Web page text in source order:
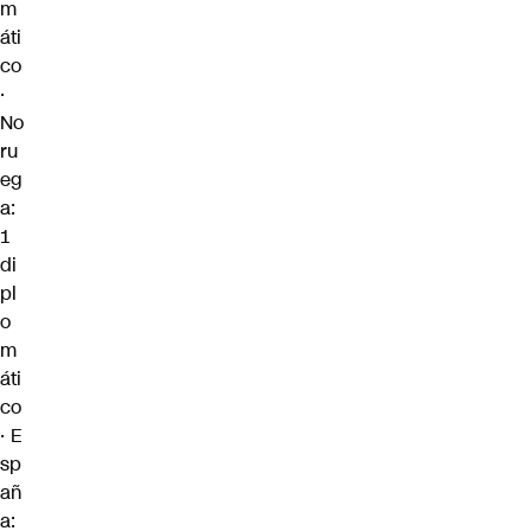
m
áti
co
·
No
ru
eg
a:
1
di
pl
o
m
áti
co
· E
sp
añ
a: